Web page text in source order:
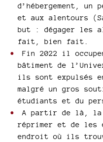
d’hébergement, un
et aux alentours
but : dégager les
fait, bien fait.
Fin 2022 il
bâtiment de
ils sont expulsés
malgré un gros
étudiants et du
A partir de là, la
réprimer et de les
endroit où ils